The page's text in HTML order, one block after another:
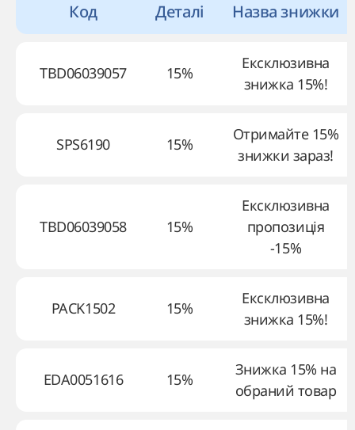
Код Деталі Назва знижки
TBD06039057 15%
Ексклюзивна
знижка 15%!
SPS6190 15%
Отримайте 15%
знижки зараз!
TBD06039058 15%
Ексклюзивна
пропозиція
-15%
PACK1502 15%
Ексклюзивна
знижка 15%!
EDA0051616 15%
Знижка 15% на
обраний товар